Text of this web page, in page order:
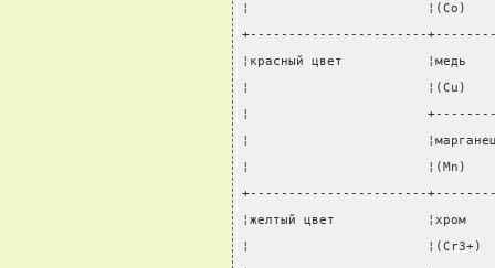
¦                       ¦(Co)
+-----------------------
¦красный цвет
¦                       ¦(Cu)
¦                       +----------
¦
¦                       ¦(Mn)
+-----------------------
¦желтый цвет
¦                       ¦(Сr3+)